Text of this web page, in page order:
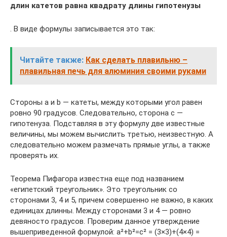
длин катетов равна квадрату длины гипотенузы
. В виде формулы записывается это так:
Читайте также: Как сделать плавильню –
плавильная печь для алюминия своими руками
Стороны a и b — катеты, между которыми угол равен
ровно 90 градусов. Следовательно, сторона c —
гипотенуза. Подставляя в эту формулу две известные
величины, мы можем вычислить третью, неизвестную. А
следовательно можем размечать прямые углы, а также
проверять их.
Теорема Пифагора известна еще под названием
«египетский треугольник». Это треугольник со
сторонами 3, 4 и 5, причем совершенно не важно, в каких
единицах длинны. Между сторонами 3 и 4 — ровно
девяносто градусов. Проверим данное утверждение
вышеприведенной формулой: a²+b²=c² = (3×3)+(4×4) =